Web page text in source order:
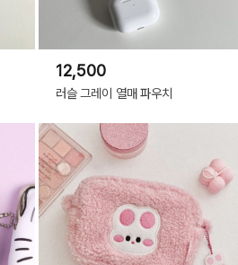
12,500
러슬 그레이 열매 파우치